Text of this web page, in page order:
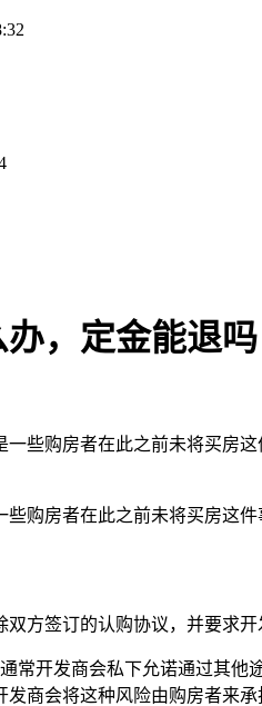
，定金能退吗
些购房者在此之前未将买房
购房者在此之前未将买房这
方签订的认购协议，并要求开
常开发商会私下允诺通过其
商会将这种风险由购房者来